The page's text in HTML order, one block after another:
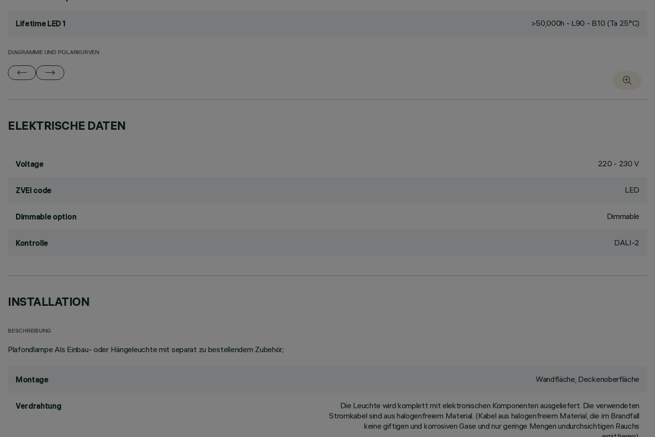
Lifetime LED 1 >50,000h - L90 - B10 (Ta 25°C)
DIAGRAMME UND POLARKURVEN
ELEKTRISCHE DATEN
Voltage 220 - 230 V
ZVEI code LED
Dimmable option Dimmable
Kontrolle DALI-2
INSTALLATION
BESCHREIBUNG
Plafondlampe Als Einbau- oder Hängeleuchte mit separat zu bestellendem Zubehör;
Montage Wandfläche, Deckenoberfläche
Verdrahtung
Die Leuchte wird komplett mit elektronischen Komponenten ausgeliefert. Die verwendeten
Stromkabel sind aus halogenfreiem Material. (Kabel aus halogenfreiem Material, die im Brandfall
keine giftigen und korrosiven Gase und nur geringe Mengen undurchsichtigen Rauchs